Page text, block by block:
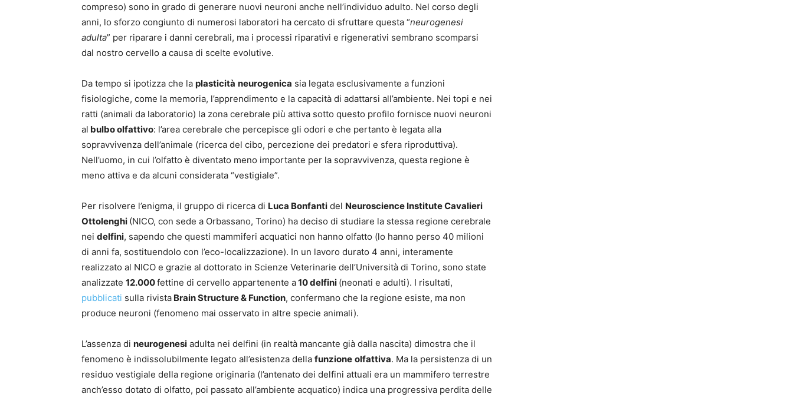
compreso) sono in grado di generare nuovi neuroni anche nell’individuo adulto. Nel corso degli
anni, lo sforzo congiunto di numerosi laboratori ha cercato di sfruttare questa “neurogenesi
adulta” per riparare i danni cerebrali, ma i processi riparativi e rigenerativi sembrano scomparsi
dal nostro cervello a causa di scelte evolutive.
Da tempo si ipotizza che la plasticità neurogenica sia legata esclusivamente a funzioni
fisiologiche, come la memoria, l’apprendimento e la capacità di adattarsi all’ambiente. Nei topi e nei
ratti (animali da laboratorio) la zona cerebrale più attiva sotto questo profilo fornisce nuovi neuroni
al bulbo olfattivo: l’area cerebrale che percepisce gli odori e che pertanto è legata alla
sopravvivenza dell’animale (ricerca del cibo, percezione dei predatori e sfera riproduttiva).
Nell’uomo, in cui l’olfatto è diventato meno importante per la sopravvivenza, questa regione è
meno attiva e da alcuni considerata “vestigiale”.
Per risolvere l’enigma, il gruppo di ricerca di Luca Bonfanti del Neuroscience Institute Cavalieri
Ottolenghi (NICO, con sede a Orbassano, Torino) ha deciso di studiare la stessa regione cerebrale
nei delfini, sapendo che questi mammiferi acquatici non hanno olfatto (lo hanno perso 40 milioni
di anni fa, sostituendolo con l’eco-localizzazione). In un lavoro durato 4 anni, interamente
realizzato al NICO e grazie al dottorato in Scienze Veterinarie dell’Università di Torino, sono state
analizzate 12.000fettine di cervello appartenente a10 delfini (neonati e adulti). I risultati,
pubblicati sulla rivista Brain Structure & Function, confermano che la regione esiste, ma non
produce neuroni (fenomeno mai osservato in altre specie animali).
L’assenza di neurogenesi adulta nei delfini (in realtà mancante già dalla nascita) dimostra che il
fenomeno è indissolubilmente legato all’esistenza della funzione olfattiva. Ma la persistenza di un
residuo vestigiale della regione originaria (l’antenato dei delfini attuali era un mammifero terrestre
anch’esso dotato di olfatto, poi passato all’ambiente acquatico) indica una progressiva perdita delle